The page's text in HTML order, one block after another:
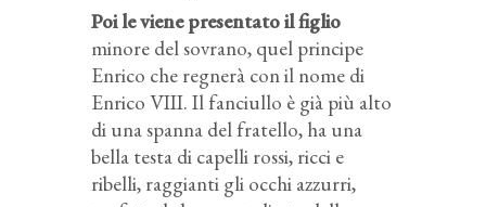
Poi le viene presentato il figlio
minore del sovrano, quel principe
Enrico che regnerà con il nome di
Enrico VIII. Il fanciullo è già più alto
di una spanna del fratello, ha una
bella testa di capelli rossi, ricci e
ribelli, raggianti gli occhi azzurri,